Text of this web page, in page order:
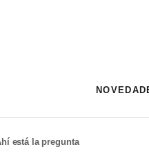
está la pregunta